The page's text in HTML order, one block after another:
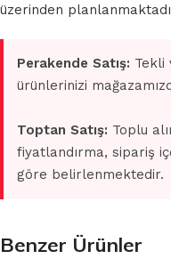
üzerinden
Perakende Satış: Tekli
ürünlerinizi
Toptan Satış: Toplu
fiyatlandırma, sipariş
göre belirlenmektedir.
Benzer Ürünler